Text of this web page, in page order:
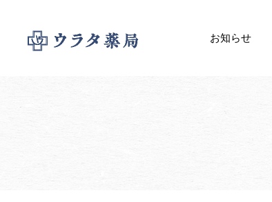
お知らせ